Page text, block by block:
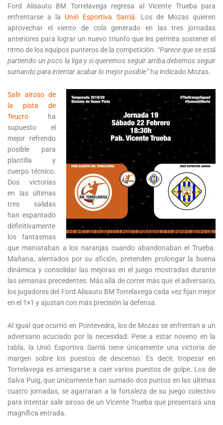
Ford Alisauto BM Torrelavega regresa al Vicente Trueba para
enfrentarse a la Unió Esportiva Sarriá. Los de Mozas quieren
aprovechar el viento de cola generado en las tres jornadas
anteriores para lograr un nuevo triunfo que les permita sostener el
ritmo de los equipos punteros de la competición. “Parece que se está
partiendo un poco la liga y si queremos seguir arriba debemos seguir
sumando para intentar acabar lo mejor posible”ha indicado Mozas.
Salir airoso de
la pista de
Teucro ha
supuesto el
mejor refrendo
posible para
plantilla y
cuerpo técnico.
Dos victorias
en las últimas
tres salidas
han espantado
definitivamente
los fantasmas
que maniataban a los naranjas cuando abandonaban el Trueba.
Mañana, alentados por su afición, pretenden prolongar la buena
dinámica y consolidar las mejoras en el juego mostradas durante
las semanas precedentes. Más allá de correr más que el adversario,
los jugadores del Ford Alisauto BM Torrelavega cada vez fijan mejor
en el 1×1 y ajustan con más precisión la defensa.
Al igual que ocurrió en Pontevedra, los de Mozas se enfrentan a un
adversario acuciado por la necesidad. Pese a estar noveno en la
tabla, la Unió Esportiva Sarriá tiene únicamente una victoria de
margen sobre los puestos de descenso. Es decir, tropezar en
Torrelavega es arriesgarse a caer varios puestos de golpe. Los de
Salva Puig, que únicamente han sumado dos puntos en las últimas
cuatro jornadas, se agarraran a la fortaleza de su juego colectivo
para intentar salir airoso de un Vicente Trueba que presentará una
magnífica entrada.